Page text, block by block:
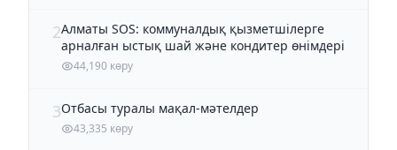
2Алматы SOS: коммуналдық қызметшілерге
арналған ыстық шай және кондитер өнімдері
44,190 көру
3Отбасы туралы мақал-мәтелдер
43,335 көру